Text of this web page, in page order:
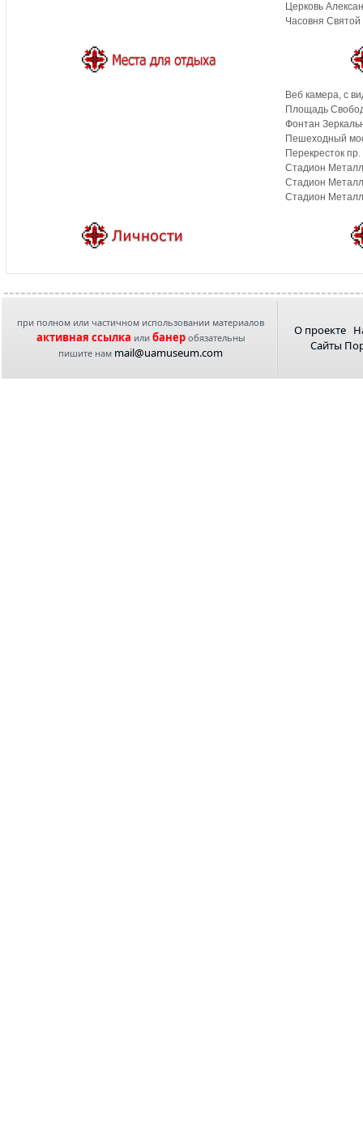
Церковь
Часовня
Веб камера, с
Площадь
Фонтан
Пешеходный
Перекресток
Стадион
Стадион
Стадион
при полном или частичном использовании материалов
активная ссылка или банеробязательны
пишите нам mail@uamuseum.com
О проекте
Сайты